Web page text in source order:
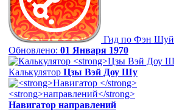
Гид по Фэн Шуй
Обновлено: 01 Января 1970
Калькулятор Цзы Вэй Доу Шу
Навигатор направлений